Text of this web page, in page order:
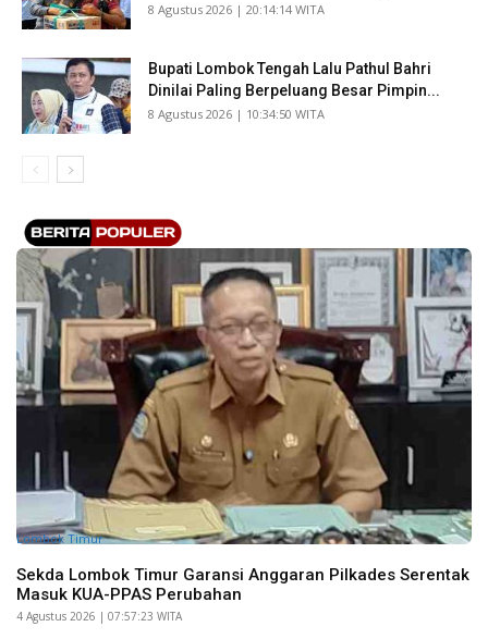
​8 Agustus 2026 | 20:14:14 WITA
Bupati Lombok Tengah Lalu Pathul Bahri
Dinilai Paling Berpeluang Besar Pimpin...
​8 Agustus 2026 | 10:34:50 WITA
Lombok Timur
Sekda Lombok Timur Garansi Anggaran Pilkades Serentak
Masuk KUA-PPAS Perubahan
​4 Agustus 2026 | 07:57:23 WITA